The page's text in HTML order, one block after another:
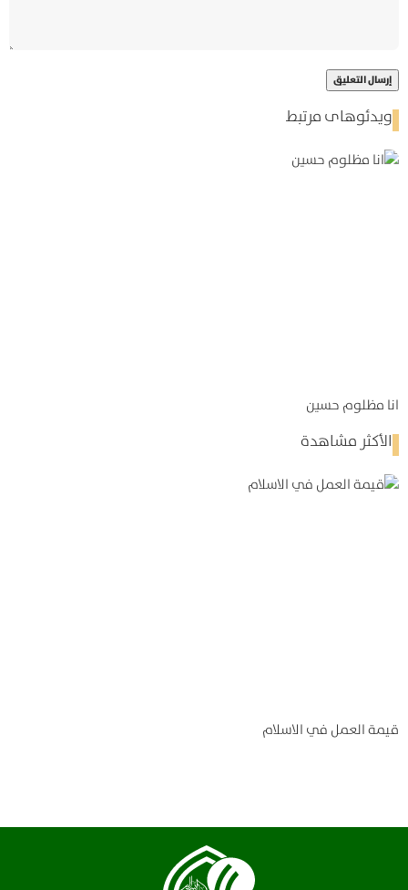
ویدئوهای مرتبط
انا مظلوم حسين
الأكثر مشاهدة
قيمة العمل في الاسلام